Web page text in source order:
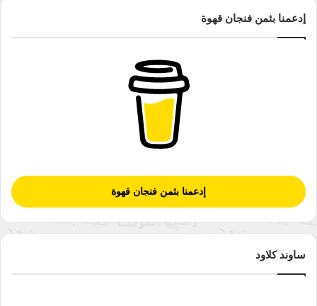
إدعمنا بثمن فنجان قهوة
إدعمنا بثمن فنجان قهوة
ساوند كلاود